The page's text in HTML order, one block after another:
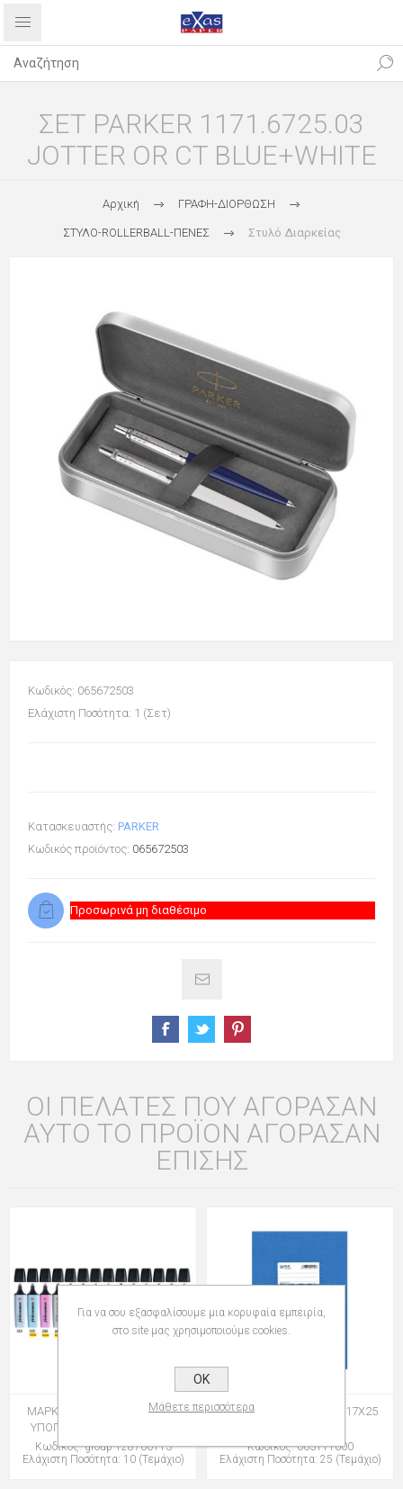
ΣΕΤ PARKER 1171.6725.03
JOTTER OR CT BLUE+WHITE
Αρχική ΓΡΑΦΗ-ΔΙΟΡΘΩΣΗ
ΣΤΥΛΟ-ROLLERBALL-ΠΕΝΕΣ Στυλό Διαρκείας
Κωδικός: 065672503
Ελάχιστη Ποσότητα: 1 (Σετ)
Κατασκευαστής: PARKER
Κωδικός προϊόντος: 065672503
Προσωρινά μη διαθέσιμο
ΟΙ ΠΕΛΆΤΕΣ ΠΟΥ ΑΓΌΡΑΣΑΝ
ΑΥΤΌ ΤΟ ΠΡΟΪΌΝ ΑΓΌΡΑΣΑΝ
ΕΠΊΣΗΣ
ΜΑΡΚΑΔΟΡΟΙ STABILO BOSS
ΥΠΟΓΡΑΜΜΙΣΗΣ 70 PASTEL
Κωδικός: group-128700113
Ελάχιστη Ποσότητα: 10 (Τεμάχιο)
ΤΕΤΡΑΔΙΑ SALKO BLUE 17Χ25
Κωδικός: 003111000
Ελάχιστη Ποσότητα: 25 (Τεμάχιο)
Για να σου εξασφαλίσουμε μια κορυφαία εμπειρία,
στο site μας χρησιμοποιούμε cookies.
OK
Μάθετε περισσότερα